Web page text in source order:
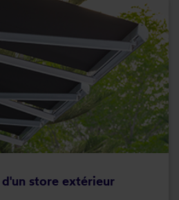
store extérieur